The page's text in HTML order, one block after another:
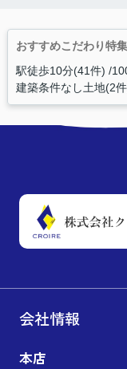
おすすめこだわり特集
駅徒歩10分(41件)
建築条件なし土地(2
会社情報
本店